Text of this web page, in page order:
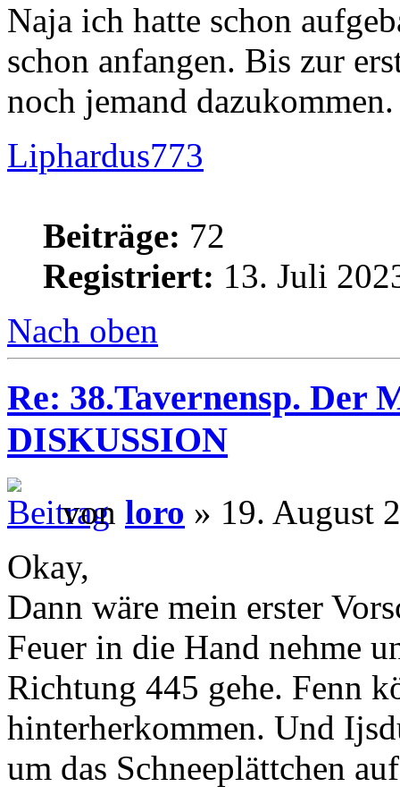
Naja ich hatte schon
schon anfangen. Bis zur
noch jemand dazukommen.
Liphardus773
Beiträge: 72
Registriert: 13. Juli
Nach oben
Re: 38.Tavernensp. Der
DISKUSSION
von loro » 19. August
Okay,
Dann wäre mein erster
Feuer in die Hand nehme
Richtung 445 gehe. Fenn
hinterherkommen. Und
um das Schneeplättchen